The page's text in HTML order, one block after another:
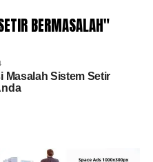
BERMASALAH"
Masalah Sistem Setir